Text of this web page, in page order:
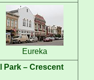
Eureka
Park – Crescent